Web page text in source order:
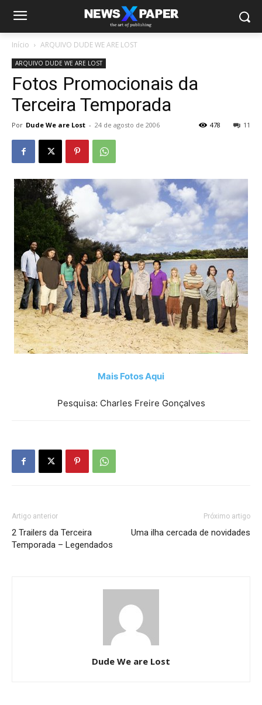
Início ARQUIVO DUDE WE ARE LOST
ARQUIVO DUDE WE ARE LOST
Fotos Promocionais da
Terceira Temporada
Por Dude We are Lost - 24 de agosto de 2006 11
478
Mais Fotos Aqui
Pesquisa: Charles Freire Gonçalves
Artigo anterior
2 Trailers da Terceira
Temporada – Legendados
Próximo artigo
Uma ilha cercada de novidades
Dude We are Lost